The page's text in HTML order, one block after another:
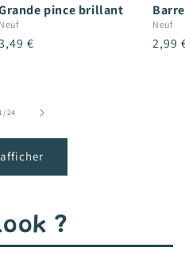
pince brillant
Neuf
€
Neuf
Prix
2,99
/de
24
?